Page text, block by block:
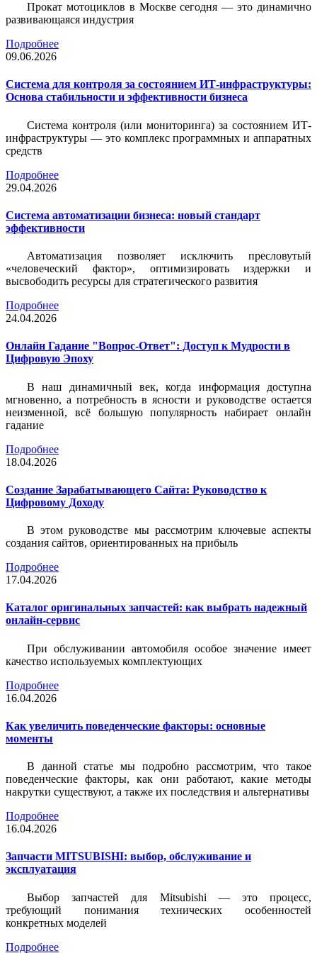
Прокат мотоциклов в Москве сегодня — это динамично
развивающаяся индустрия
Подробнее
09.06.2026
Система для контроля за состоянием ИТ-инфраструктуры:
Основа стабильности и эффективности бизнеса
Система контроля (или мониторинга) за состоянием ИТ-
инфраструктуры — это комплекс программных и аппаратных
средств
Подробнее
29.04.2026
Система автоматизации бизнеса: новый стандарт
эффективности
Автоматизация позволяет исключить пресловутый
«человеческий фактор», оптимизировать издержки и
высвободить ресурсы для стратегического развития
Подробнее
24.04.2026
Онлайн Гадание "Вопрос-Ответ": Доступ к Мудрости в
Цифровую Эпоху
В наш динамичный век, когда информация доступна
мгновенно, а потребность в ясности и руководстве остается
неизменной, всё большую популярность набирает онлайн
гадание
Подробнее
18.04.2026
Создание Зарабатывающего Сайта: Руководство к
Цифровому Доходу
В этом руководстве мы рассмотрим ключевые аспекты
создания сайтов, ориентированных на прибыль
Подробнее
17.04.2026
Каталог оригинальных запчастей: как выбрать надежный
онлайн-сервис
При обслуживании автомобиля особое значение имеет
качество используемых комплектующих
Подробнее
16.04.2026
Как увеличить поведенческие факторы: основные
моменты
В данной статье мы подробно рассмотрим, что такое
поведенческие факторы, как они работают, какие методы
накрутки существуют, а также их последствия и альтернативы
Подробнее
16.04.2026
Запчасти MITSUBISHI: выбор, обслуживание и
эксплуатация
Выбор запчастей для Mitsubishi — это процесс,
требующий понимания технических особенностей
конкретных моделей
Подробнее